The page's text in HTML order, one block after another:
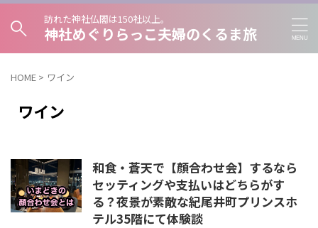
訪れた神社仏閣は150社以上。
神社めぐりらっこ夫婦のくるま旅
HOME > ワイン
ワイン
和食・蒼天で【顔合わせ会】するなら
セッティングや支払いはどちらがす
る？夜景が素敵な紀尾井町プリンスホ
テル35階にて体験談